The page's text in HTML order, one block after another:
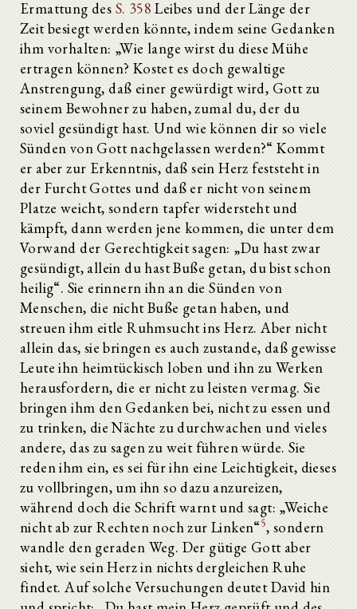
Ermattung des S. 358 Leibes und der Länge der
Zeit besiegt werden könnte, indem seine Gedanken
ihm vorhalten: „Wie lange wirst du diese Mühe
ertragen können? Kostet es doch gewaltige
Anstrengung, daß einer gewürdigt wird, Gott zu
seinem Bewohner zu haben, zumal du, der du
soviel gesündigt hast. Und wie können dir so viele
Sünden von Gott nachgelassen werden?“ Kommt
er aber zur Erkenntnis, daß sein Herz feststeht in
der Furcht Gottes und daß er nicht von seinem
Platze weicht, sondern tapfer widersteht und
kämpft, dann werden jene kommen, die unter dem
Vorwand der Gerechtigkeit sagen: „Du hast zwar
gesündigt, allein du hast Buße getan, du bist schon
heilig“. Sie erinnern ihn an die Sünden von
Menschen, die nicht Buße getan haben, und
streuen ihm eitle Ruhmsucht ins Herz. Aber nicht
allein das, sie bringen es auch zustande, daß gewisse
Leute ihn heimtückisch loben und ihn zu Werken
herausfordern, die er nicht zu leisten vermag. Sie
bringen ihm den Gedanken bei, nicht zu essen und
zu trinken, die Nächte zu durchwachen und vieles
andere, das zu sagen zu weit führen würde. Sie
reden ihm ein, es sei für ihn eine Leichtigkeit, dieses
zu vollbringen, um ihn so dazu anzureizen,
während doch die Schrift warnt und sagt: „Weiche
nicht ab zur Rechten noch zur Linken“5, sondern
wandle den geraden Weg. Der gütige Gott aber
sieht, wie sein Herz in nichts dergleichen Ruhe
findet. Auf solche Versuchungen deutet David hin